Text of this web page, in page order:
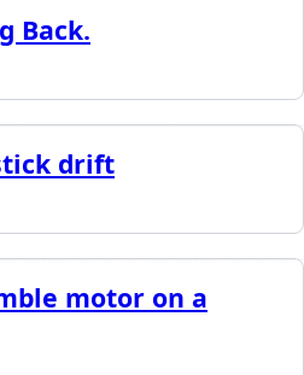
Back.
drift
motor on a